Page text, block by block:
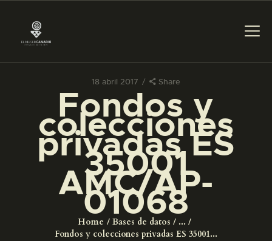
18 abril 2017 Share
Fondos y
colecciones
privadas ES
35001
AMC/AP-
01068
Home Bases de datos
...
Fondos y colecciones privadas ES 35001...
PREPARAR LA VISITA
ACTIVIDADES
█
EL MUSEO